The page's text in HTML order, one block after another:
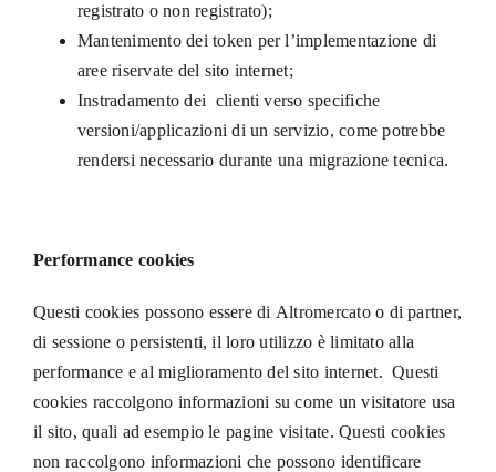
registrato o non registrato);
Mantenimento dei token per l’implementazione di
aree riservate del sito internet;
Instradamento dei clienti verso specifiche
versioni/applicazioni di un servizio, come potrebbe
rendersi necessario durante una migrazione tecnica.
Performance cookies
Questi cookies possono essere di Altromercato o di partner,
di sessione o persistenti, il loro utilizzo è limitato alla
performance e al miglioramento del sito internet. Questi
cookies raccolgono informazioni su come un visitatore usa
il sito, quali ad esempio le pagine visitate. Questi cookies
non raccolgono informazioni che possono identificare